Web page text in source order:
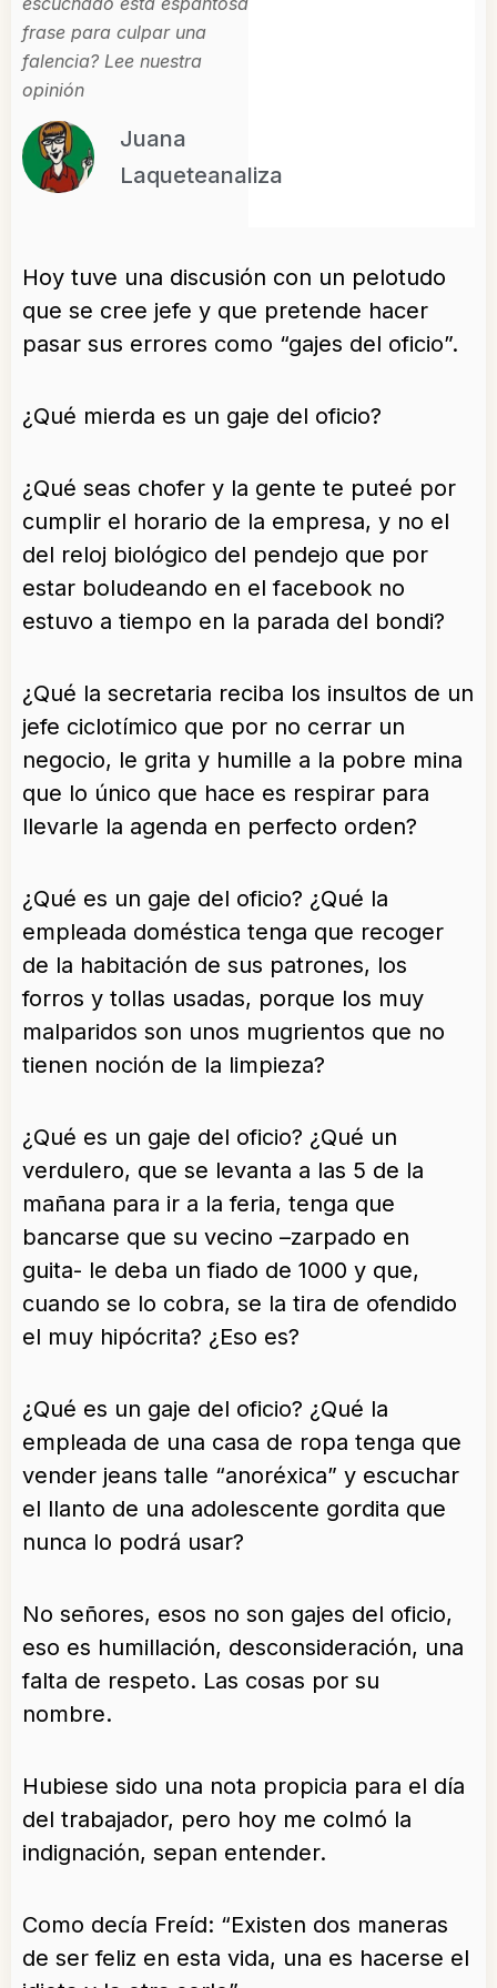
frase para culpar una
falencia? Lee nuestra
opinión
Juana
Laqueteanaliza
Hoy tuve una discusión con un pelotudo
que se cree jefe y que pretende hacer
pasar sus errores como “gajes del oficio”.
¿Qué mierda es un gaje del oficio?
¿Qué seas chofer y la gente te puteé por
cumplir el horario de la empresa, y no el
del reloj biológico del pendejo que por
estar boludeando en el facebook no
estuvo a tiempo en la parada del bondi?
¿Qué la secretaria reciba los insultos de un
jefe ciclotímico que por no cerrar un
negocio, le grita y humille a la pobre mina
que lo único que hace es respirar para
llevarle la agenda en perfecto orden?
¿Qué es un gaje del oficio? ¿Qué la
empleada doméstica tenga que recoger
de la habitación de sus patrones, los
forros y tollas usadas, porque los muy
malparidos son unos mugrientos que no
tienen noción de la limpieza?
¿Qué es un gaje del oficio? ¿Qué un
verdulero, que se levanta a las 5 de la
mañana para ir a la feria, tenga que
bancarse que su vecino –zarpado en
guita- le deba un fiado de 1000 y que,
cuando se lo cobra, se la tira de ofendido
el muy hipócrita? ¿Eso es?
¿Qué es un gaje del oficio? ¿Qué la
empleada de una casa de ropa tenga que
vender jeans talle “anoréxica” y escuchar
el llanto de una adolescente gordita que
nunca lo podrá usar?
No señores, esos no son gajes del oficio,
eso es humillación, desconsideración, una
falta de respeto. Las cosas por su
nombre.
Hubiese sido una nota propicia para el día
del trabajador, pero hoy me colmó la
indignación, sepan entender.
Como decía Freíd: “Existen dos maneras
de ser feliz en esta vida, una es hacerse el